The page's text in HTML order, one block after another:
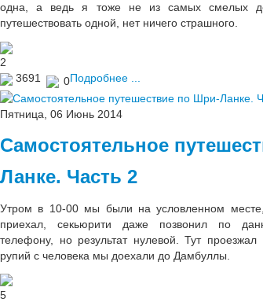
одна, а ведь я тоже не из самых смелых
путешествовать одной, нет ничего страшного.
2
3691
0Подробнее ...
Пятница, 06 Июнь 2014
Самостоятельное
Ланке. Часть 2
Утром в 10-00 мы были на условленном
приехал, секьюрити даже позвонил по
телефону, но результат нулевой. Тут
рупий с человека мы доехали до Дамбуллы.
5